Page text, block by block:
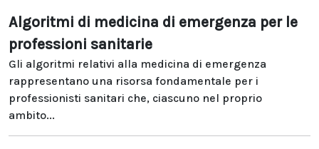
Algoritmi di medicina di emergenza per le
professioni sanitarie
Gli algoritmi relativi alla medicina di emergenza
rappresentano una risorsa fondamentale per i
professionisti sanitari che, ciascuno nel proprio
ambito...